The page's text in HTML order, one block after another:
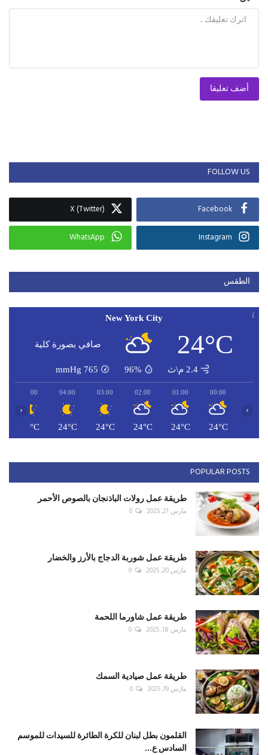
أضف تعليقا
FOLLOW US
Facebook
X (Twitter)
Instagram
WhatsApp
الطقس
New York City
24°C صافي بصورة كلية
2.4 م\ث 96%
765
mmHg
00:00
24°C
01:00
24°C
02:00
24°C
03:00
24°C
04:00
24°C
05:00
24°C
‹ ›
POPULAR POSTS
طريقة عمل رولات الباذنجان بالصوص الأحمر
مارس 21, 2025 0
طريقة عمل شوربة الدجاج بالأرز والخضار
مارس 20, 2025 0
طريقة عمل شاورما اللحمة
مارس 18, 2025 0
طريقة عمل صيادية السمك
مارس 19, 2025 0
القلمون بطل لبنان للكرة الطائرة للسيدات للموسم
السادس ع...